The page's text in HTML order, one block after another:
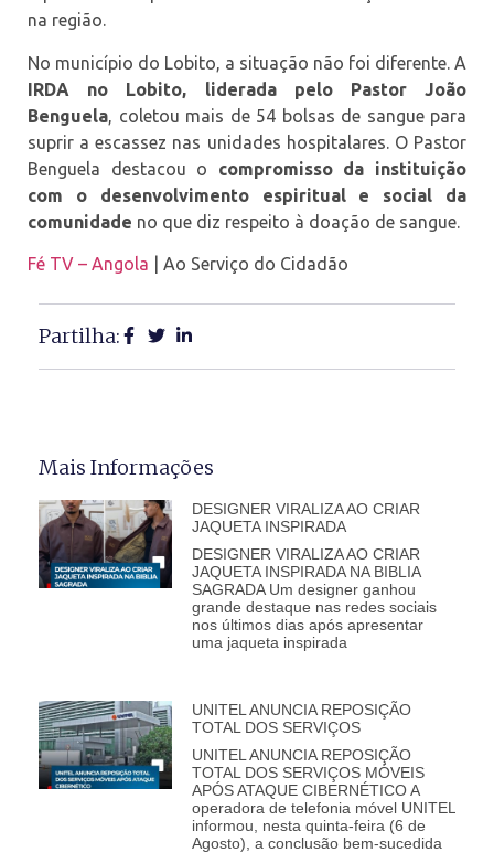
na região.
No município do Lobito, a situação não foi diferente. A
IRDA no Lobito, liderada pelo Pastor João
Benguela , coletou mais de 54 bolsas de sangue para
suprir a escassez nas unidades hospitalares. O Pastor
Benguela destacou o compromisso da instituição
com o desenvolvimento espiritual e social da
comunidade no que diz respeito à doação de sangue.
Fé TV – Angola | Ao Serviço do Cidadão
Partilha:
Mais Informações
DESIGNER VIRALIZA AO CRIAR
JAQUETA INSPIRADA
DESIGNER VIRALIZA AO CRIAR
JAQUETA INSPIRADA NA BIBLIA
SAGRADA Um designer ganhou
grande destaque nas redes sociais
nos últimos dias após apresentar
uma jaqueta inspirada
UNITEL ANUNCIA REPOSIÇÃO
TOTAL DOS SERVIÇOS
UNITEL ANUNCIA REPOSIÇÃO
TOTAL DOS SERVIÇOS MÓVEIS
APÓS ATAQUE CIBERNÉTICO A
operadora de telefonia móvel UNITEL
informou, nesta quinta-feira (6 de
Agosto), a conclusão bem-sucedida